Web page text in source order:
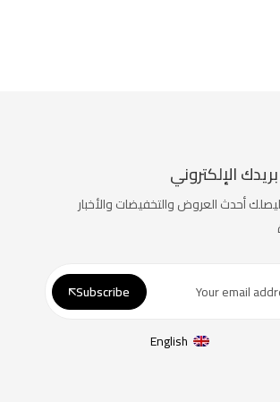
الإلكتروني
أحدث العروض والتخفيضات والأخبار
Subscribe
English